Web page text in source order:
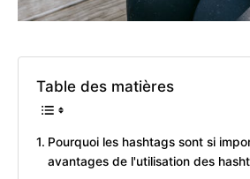
Table des matières
Pourquoi les hashtags sont si
avantages de l'utilisation des